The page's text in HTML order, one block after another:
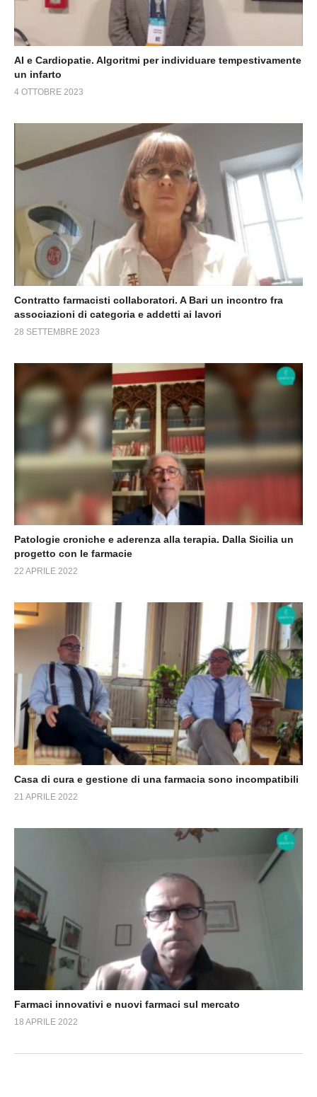
AI e Cardiopatie. Algoritmi per individuare tempestivamente
un infarto
4 OTTOBRE 2023
Contratto farmacisti collaboratori. A Bari un incontro fra
associazioni di categoria e addetti ai lavori
28 SETTEMBRE 2023
Patologie croniche e aderenza alla terapia. Dalla Sicilia un
progetto con le farmacie
22 APRILE 2022
Casa di cura e gestione di una farmacia sono incompatibili
21 APRILE 2022
Farmaci innovativi e nuovi farmaci sul mercato
18 APRILE 2022